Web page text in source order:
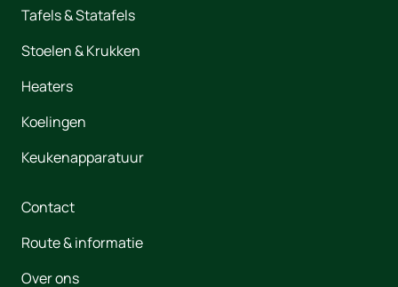
Tafels & Statafels
Stoelen & Krukken
Heaters
Koelingen
Keukenapparatuur
Contact
Route & informatie
Over ons